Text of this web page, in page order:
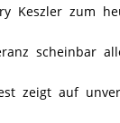
Keszler zum
scheinbar
zeigt auf